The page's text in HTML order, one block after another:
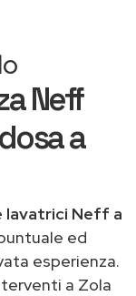
Neff
a
lavatrici Neff a
ed
esperienza.
a Zola